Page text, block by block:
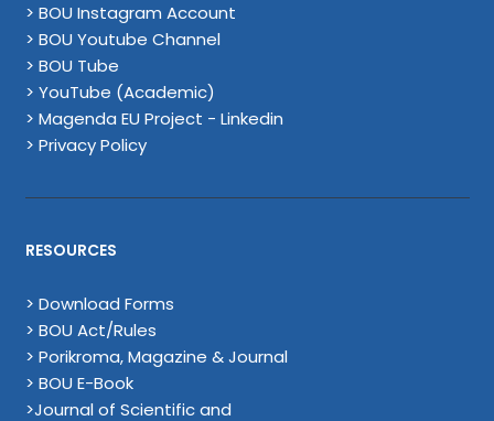
> BOU Instagram Account
> BOU Youtube Channel
> BOU Tube
> YouTube (Academic)
> Magenda EU Project - Linkedin
> Privacy Policy
RESOURCES
> Download Forms
> BOU Act/Rules
> Porikroma, Magazine & Journal
> BOU E-Book
>Journal of Scientific and